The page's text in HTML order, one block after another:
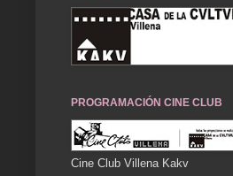
PROGRAMACIÓN CINE CLUB
Cine Club Villena Kakv